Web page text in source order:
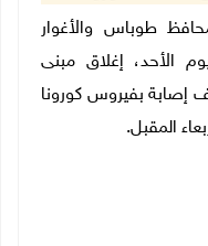
قرر محافظ طوباس والأغوار
الأحد، إغلاق مبنى
اكتشاف إصابة بفيروس كورونا
المقبل.